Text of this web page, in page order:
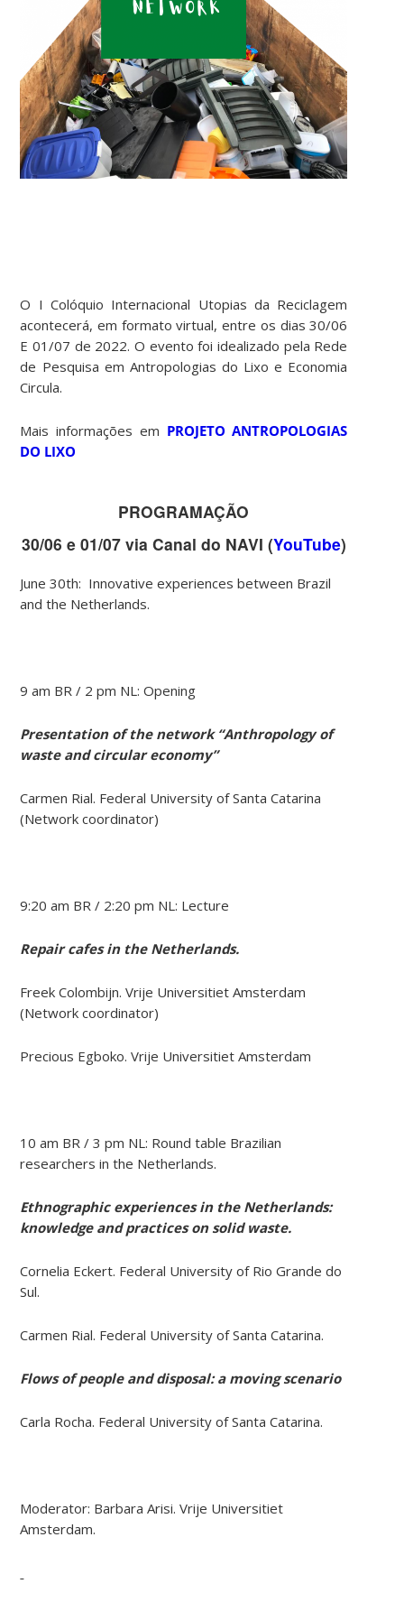
O I Colóquio Internacional Utopias da Reciclagem
acontecerá, em formato virtual, entre os dias 30/06
E 01/07 de 2022. O evento foi idealizado pela Rede
de Pesquisa em Antropologias do Lixo e Economia
Circula.
Mais informações em PROJETO ANTROPOLOGIAS
DO LIXO
PROGRAMAÇÃO
30/06 e 01/07 via Canal do NAVI (YouTube)
June 30th: Innovative experiences between Brazil
and the Netherlands.
9 am BR / 2 pm NL: Opening
Presentation of the network “Anthropology of
waste and circular economy”
Carmen Rial. Federal University of Santa Catarina
(Network coordinator)
9:20 am BR / 2:20 pm NL: Lecture
Repair cafes in the Netherlands.
Freek Colombijn. Vrije Universitiet Amsterdam
(Network coordinator)
Precious Egboko. Vrije Universitiet Amsterdam
10 am BR / 3 pm NL: Round table Brazilian
researchers in the Netherlands.
Ethnographic experiences in the Netherlands:
knowledge and practices on solid waste.
Cornelia Eckert. Federal University of Rio Grande do
Sul.
Carmen Rial. Federal University of Santa Catarina.
Flows of people and disposal: a moving scenario
Carla Rocha. Federal University of Santa Catarina.
Moderator: Barbara Arisi. Vrije Universitiet
Amsterdam.